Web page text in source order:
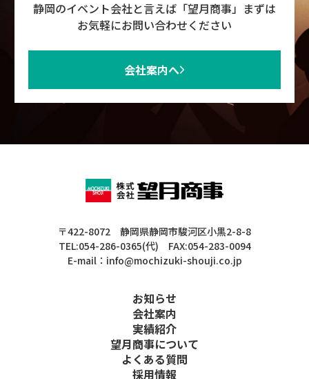
静岡のイベント会社と言えば「望月商事」まずは
お気軽にお問い合わせください
会社案内へ
〒422-8072 静岡県静岡市駿河区小黒2-8-8
TEL:054-286-0365(代) FAX:054-283-0094
E-mail：info@mochizuki-shouji.co.jp
お知らせ
会社案内
実績紹介
望月商事について
よくある質問
採用情報